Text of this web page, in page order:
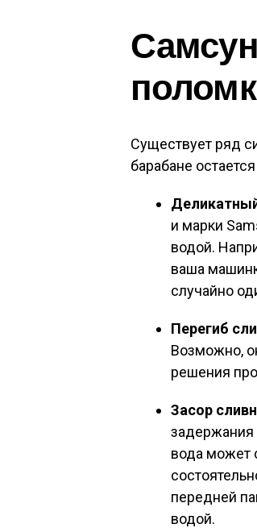
Существует ряд
барабане
и марки
водой.
ваша
случайно
Перегиб
Возможно,
решения
Засор
задержания
вода может
передней
водой.